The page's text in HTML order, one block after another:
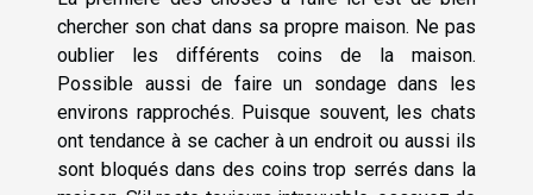
chercher son chat dans sa propre maison. Ne pas
oublier les différents coins de la maison.
Possible aussi de faire un sondage dans les
environs rapprochés. Puisque souvent, les chats
ont tendance à se cacher à un endroit ou aussi ils
sont bloqués dans des coins trop serrés dans la